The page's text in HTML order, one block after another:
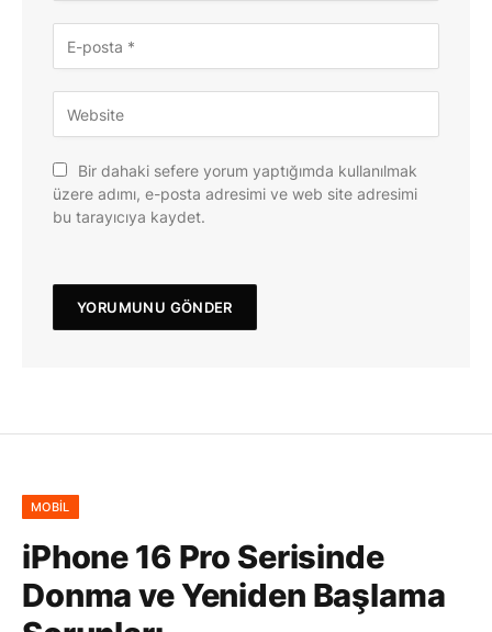
Bir dahaki sefere yorum yaptığımda kullanılmak
üzere adımı, e-posta adresimi ve web site adresimi
bu tarayıcıya kaydet.
MOBIL
iPhone 16 Pro Serisinde
Donma ve Yeniden Başlama